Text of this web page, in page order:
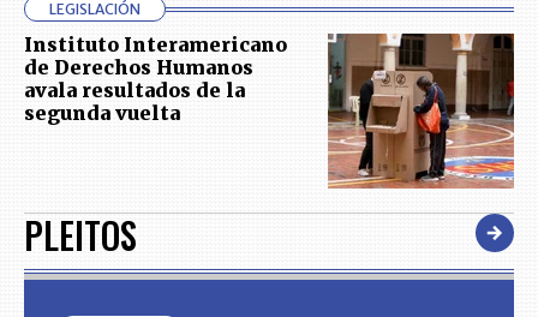
LEGISLACIÓN
Instituto Interamericano
de Derechos Humanos
avala resultados de la
segunda vuelta
PLEITOS